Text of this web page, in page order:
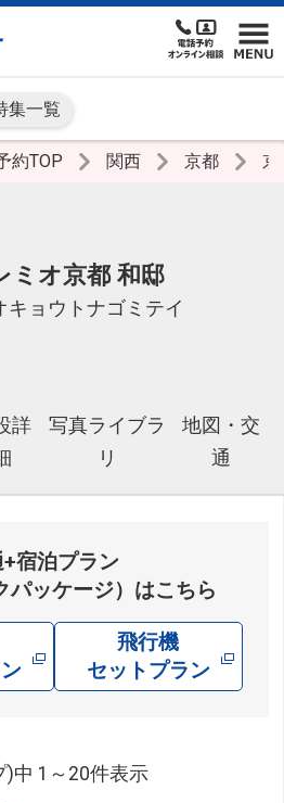
集一覧
約TOP 関西 京都 京
ミオ京都 和邸
ョウトナゴミテイ
詳
写真ライブラ
リ
地図・交
通
宿泊プラン
パッケージ）はこちら
飛行機
セットプラン
)中 1～20件表示